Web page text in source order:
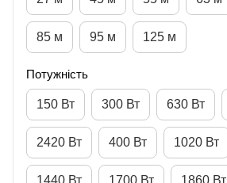
85 м 95 м 125 м
Потужність
150 Вт 300 Вт 630 Вт
2420 Вт 400 Вт 1020 Вт
1440 Вт 1700 Вт 1860 Вт